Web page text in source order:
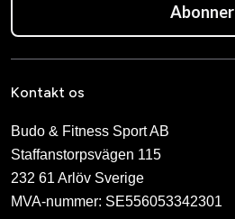
Abonner
Kontakt os
Budo & Fitness Sport AB
Staffanstorpsvägen 115
232 61 Arlöv Sverige
MVA-nummer: SE556053342301